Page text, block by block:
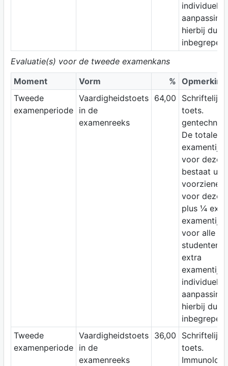
individuele
aanpassing
hierbij dus
inbegrepen.
Evaluatie(s) voor de tweede examenkans
Moment
Vorm % Opmerking
Tweede
examenperiode
Vaardigheidstoets
in de
examenreeks
64,00
Schriftelijke
toets.
De totale
examentijd
voor deze
bestaat uit
voorziene
voor deze
plus ¼
examentijd
voor alle
studenten.
extra
examentijd
individuele
aanpassing
hierbij dus
inbegrepen.
Tweede
examenperiode
Vaardigheidstoets
in de
examenreeks
36,00
Schriftelijke
toets.